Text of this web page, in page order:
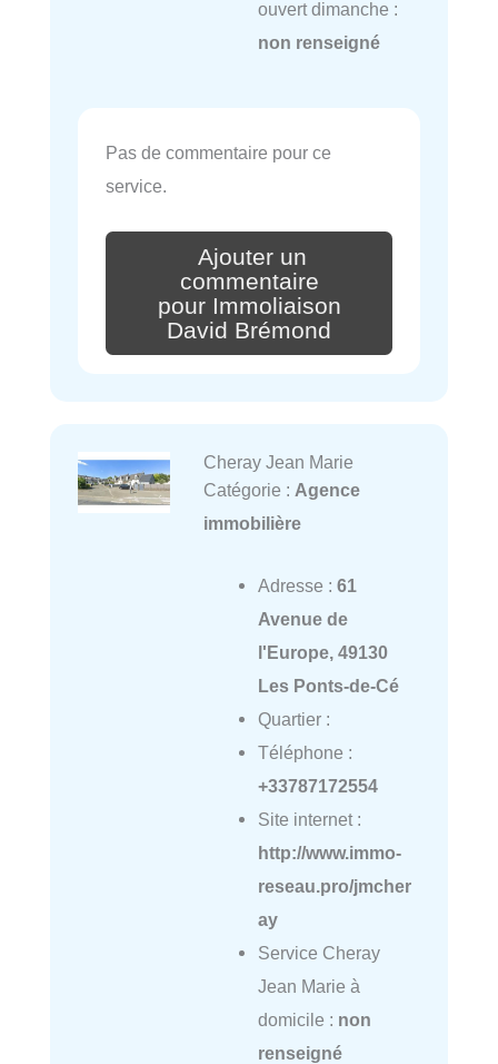
ouvert dimanche :
non renseigné
Pas de commentaire pour ce
service.
Ajouter un
commentaire
pour Immoliaison
David Brémond
Cheray Jean Marie
Catégorie : Agence
immobilière
Adresse : 61
Avenue de
l'Europe, 49130
Les Ponts-de-Cé
Quartier :
Téléphone :
+33787172554
Site internet :
http://www.immo-
reseau.pro/jmcher
ay
Service Cheray
Jean Marie à
domicile : non
renseigné